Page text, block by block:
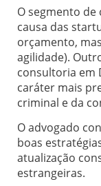
O segmento
causa das
orçamento,
agilidade).
consultoria em
caráter mais
criminal e da
O advogado
boas
atualização
estrangeiras.